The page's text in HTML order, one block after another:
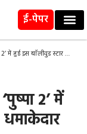
ई-पेपर
स्टार की एंट्री, धमाकेदार होगा रोल
2’ में
धमाकेदार